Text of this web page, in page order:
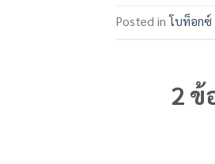
Posted inโบท็อกซ์
2 ข้